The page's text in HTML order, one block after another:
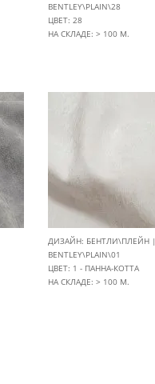
BENTLEY\PLAIN\28
ЦВЕТ: 28
НА СКЛАДЕ: > 100 М.
ДИЗАЙН: БЕНТЛИ\ПЛЕЙН |
BENTLEY\PLAIN\01
ЦВЕТ: 1 - ПАННА-КОТТА
НА СКЛАДЕ: > 100 М.